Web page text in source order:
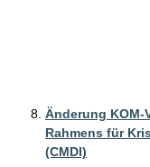
Änderung KOM-
Rahmens für
(CMDI)